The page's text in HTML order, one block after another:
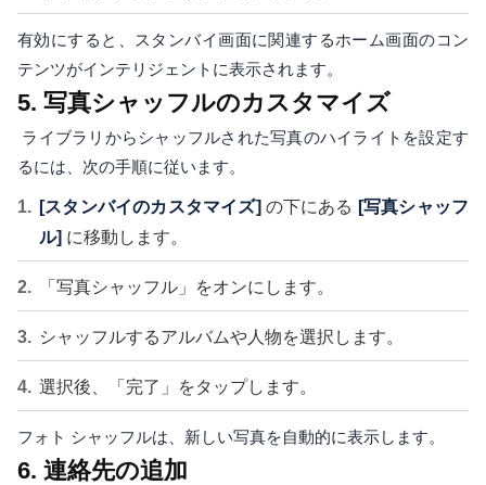
有効にすると、スタンバイ画面に関連するホーム画面のコン
テンツがインテリジェントに表示されます。
5. 写真シャッフルのカスタマイズ
ライブラリからシャッフルされた写真のハイライトを設定す
るには、次の手順に従います。
[スタンバイのカスタマイズ] の下にある [写真シャッフ
ル] に移動します。
「写真シャッフル」をオンにします。
シャッフルするアルバムや人物を選択します。
選択後、「完了」をタップします。
フォト シャッフルは、新しい写真を自動的に表示します。
6. 連絡先の追加